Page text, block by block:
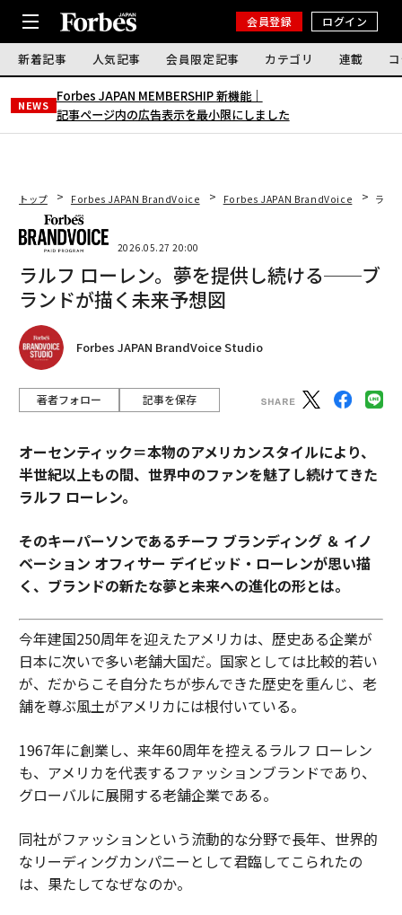
会員登録 ログイン
新着記事 人気記事 会員限定記事 カテゴリ 連載
NEWS
Forbes JAPAN MEMBERSHIP 新機能｜
記事ページ内の広告表示を最小限にしました
トップ Forbes JAPAN BrandVoice Forbes JAPAN BrandVoice ラル
2026.05.27 20:00
ラルフ ローレン。夢を提供し続ける──ブ
ランドが描く未来予想図
Forbes JAPAN BrandVoice Studio
著者フォロー 記事を保存
オーセンティック＝本物のアメリカンスタイルにより、
半世紀以上もの間、世界中のファンを魅了し続けてきた
ラルフ ローレン。
そのキーパーソンであるチーフ ブランディング ＆ イノ
ベーション オフィサー デイビッド・ローレンが思い描
く、ブランドの新たな夢と未来への進化の形とは。
今年建国250周年を迎えたアメリカは、歴史ある企業が
日本に次いで多い老舗大国だ。国家としては比較的若い
が、だからこそ自分たちが歩んできた歴史を重んじ、老
舗を尊ぶ風土がアメリカには根付いている。
1967年に創業し、来年60周年を控えるラルフ ローレン
も、アメリカを代表するファッションブランドであり、
グローバルに展開する老舗企業である。
同社がファッションという流動的な分野で長年、世界的
なリーディングカンパニーとして君臨してこられたの
は、果たしてなぜなのか。